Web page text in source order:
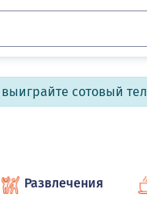
сотовый
Развлечения